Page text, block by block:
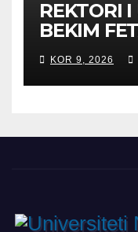
REKTORI
BEKIM
SH.A
LATIFIN
KOR 9, 2026